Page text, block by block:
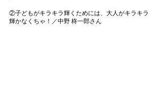
②子どもがキラキラ輝くためには、大人がキラキラ
輝かなくちゃ！／中野 柊一郎さん